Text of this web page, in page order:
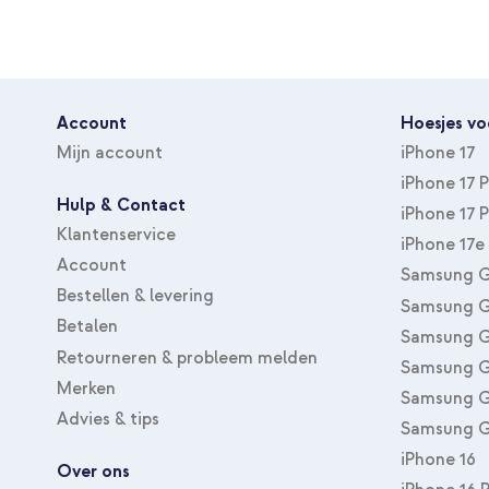
Account
Mijn account
Hulp & Contact
Klantenservice
Account
Bestellen & levering
Betalen
Retourneren & probleem melden
Merken
Advies & tips
Over ons
Hoesjes
iPhone 17
iPhone 17
iPhone 17
iPhone 17e
Samsung
Samsung
Samsung
Samsung
Samsung
Samsung
iPhone 16